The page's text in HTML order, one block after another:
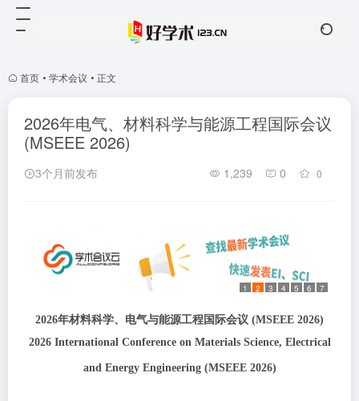
首页 • 学术会议 • 正文
2026年电气、材料科学与能源工程国际会议
(MSEEE 2026)
3个月前发布 1,239 0 0
1 2 3 4 5 6 7
2026年材料科学、电气与能源工程国际会议 (MSEEE 2026)
2026 International Conference on Materials Science, Electrical
and Energy Engineering (MSEEE 2026)